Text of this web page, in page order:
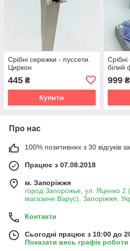
Срібні сережки - пуссети.
Циркон
445 ₴
Купити
білий
999₴
Про нас
100% позитивних з 30 відгуків за
Працює з 07.08.2018
м. Запоріжжя
город Запорожье, ул. Яценко 2
магазине Варус), Запоріжжя,
Контакти
Сьогодні працює з 10:00 до
Показати весь графік роботи